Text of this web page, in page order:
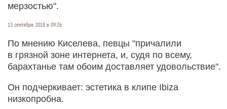
мерзостью".
13 сентября 2018 в 09:26
По мнению Киселева, певцы "причалили
в грязной зоне интернета, и, судя по всему,
барахтанье там обоим доставляет удовольствие".
Он подчеркивает: эстетика в клипе Ibiza
низкопробна.